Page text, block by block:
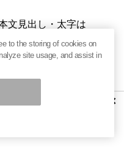
文見出し・太字は
のです
ドライバーが家すら買
＝三橋貴明
×
to the storing of cookies on
site usage, and assist in